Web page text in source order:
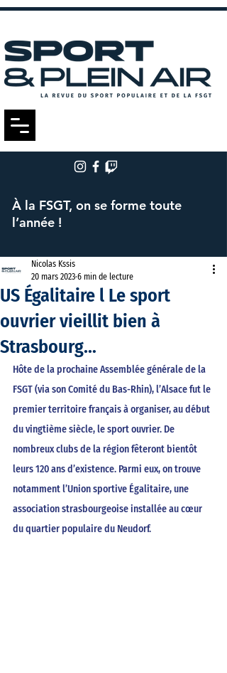
À la FSGT, on se forme toute
l’année !
US Égalitaire l Le sport
ouvrier vieillit bien à
Strasbourg…
Nicolas Kssis
20 mars 2023 6 min de lecture
Hôte de la prochaine Assemblée générale de la
FSGT (via son Comité du Bas-Rhin), l’Alsace fut le
premier territoire français à organiser, au début
du vingtième siècle, le sport ouvrier. De
nombreux clubs de la région fêteront bientôt
leurs 120 ans d’existence. Parmi eux, on trouve
notamment l’Union sportive Égalitaire, une
association strasbourgeoise installée au cœur
du quartier populaire du Neudorf.